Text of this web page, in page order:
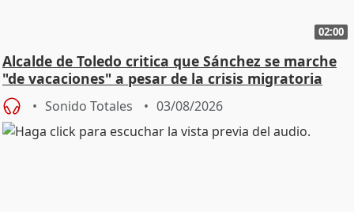
02:00
Alcalde de Toledo critica que Sánchez se marche
"de vacaciones" a pesar de la crisis migratoria
Sonido Totales 03/08/2026